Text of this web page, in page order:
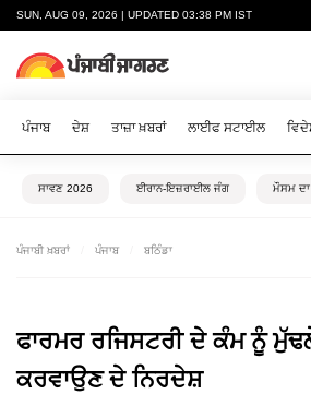
SUN, AUG 09, 2026 | UPDATED 03:38 PM IST
ਪੰਜਾਬ ਦੇਸ਼ ਤਾਜ਼ਾ ਖ਼ਬਰਾਂ ਲਾਈਫ ਸਟਾਈਲ
ਸਾਵਣ 2026 ਈਰਾਨ-ਇਜ਼ਰਾਈਲ ਜੰਗ ਮੌਸਮ ਦਾ
ਪੰਜਾਬੀ ਖ਼ਬਰਾਂ ਪੰਜਾਬ ਬਠਿੰਡਾ
ਫਾਰਮਰ ਰਜਿਸਟਰੀ ਦੇ ਕੰਮ ਨੂੰ
ਕਰਵਾਉਣ ਦੇ ਨਿਰਦੇਸ਼